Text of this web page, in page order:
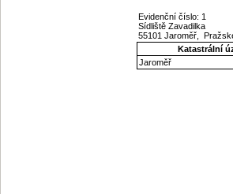
Evidenční číslo: 1
Sídliště Zavadilka
55101 Jaroměř,
Katastrální
Jaroměř